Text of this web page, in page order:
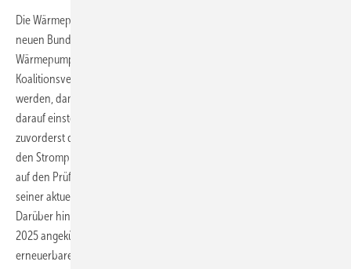
Die Wärmepumpenbranche demonstriert damit, dass der von der
neuen Bundesregierung geplante verstärkte Rollout von
Wärmepumpen gelingen kann. Dafür müssen allerdings die im
Koalitionsvertrag angekündigten Maßnahmen schnell umgesetzt
werden, damit sich Heizungsindustrie, Handwerk und Verbraucher
darauf einstellen können und Planungssicherheit erhalten. Das betrifft
zuvorderst die Abschaffung der Finanzierung der EEG-Umlage über
den Strompreis. Auch weitere Bestandteile des Strompreises müssen
auf den Prüfstand. Detailliert hat der BWP diesen Aspekt gerade in
seiner aktuellen Position zur Energiepreisgestaltung formuliert.
Darüber hinaus brauchen die Marktakteure auch hinsichtlich des ab
2025 angekündigten Nutzungsgebots für mindestens 65 %
erneuerbarer Wärme bei jeder Heizungsinstallation jetzt